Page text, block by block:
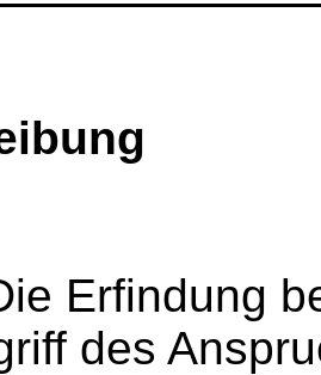
Erfindung
des